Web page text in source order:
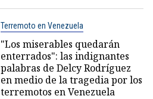
Terremoto en Venezuela
"Los miserables quedarán
enterrados": las indignantes
palabras de Delcy Rodríguez
en medio de la tragedia por los
terremotos en Venezuela